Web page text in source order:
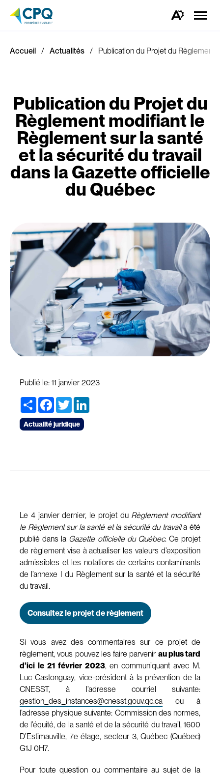
Ouvrez
d'accessibilité.
la
Accueil Actualités Publication du Projet du Règlement
Publication du Projet du
Règlement modifiant le
Règlement sur la santé
et la sécurité du travail
dans la Gazette officielle
du Québec
Publié le: 11 janvier 2023
Share Facebook
Twitter
Actualité juridique
Le 4 janvier dernier, le projet du Règlement modifiant
le Règlement sur la santé et la sécurité du travaila été
publié dans la Gazette officielle du Québec. Ce projet
de règlement vise à actualiser les valeurs d’exposition
admissibles et les notations de certains contaminants
de l’annexe I du Règlement sur la santé et la sécurité
du travail.
Consultez le projet de règlement
Si vous avez des commentaires sur ce projet de
règlement, vous pouvez les faire parvenir au plus tard
d’ici le 21 février 2023, en communiquant avec M.
Luc Castonguay, vice-président à la prévention de la
CNESST, à l’adresse courriel suivante:
gestion_des_instances@cnesst.gouv.qc.ca ou à
l’adresse physique suivante: Commission des normes,
de l’équité, de la santé et de la sécurité du travail, 1600
D’Estimauville, 7e étage, secteur 3, Québec (Québec)
G1J 0H7.
Pour toute question ou commentaire au sujet de la